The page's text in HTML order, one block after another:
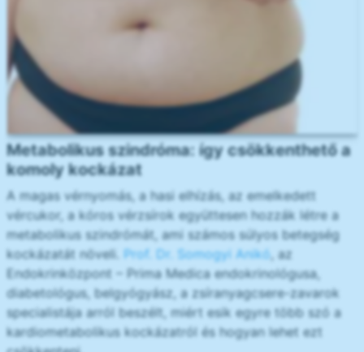
Metabolikus szindróma: így csökkenthető a
komoly kockázat
A magas vérnyomás, a hasi elhízás, az emelkedett
vércukor, a kóros vérzsírok együttesen hozzák létre a
metabolikus szindrómát, ami számos súlyos betegség
kockázatát növeli. Prof. Dr. Somogyi Anikó, az
Endokrinközpont – Prima Medica endokrinológusa,
diabetológus, belgyógyász, a zsíranyagcsere-zavarok
specialistája arról beszélt, miért esik egyre több szó a
kardiometabolikus kockázatról és hogyan lehet ezt